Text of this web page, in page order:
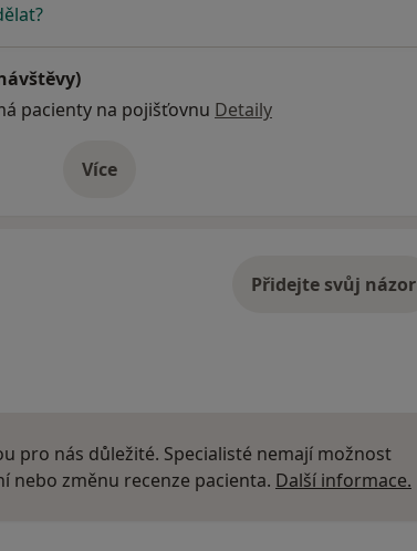
pacienty na pojišťovnu Detaily
Víceo adrese
Přidejte svůj názor
pro nás důležité. Specialisté nemají možnost
nebo změnu recenze pacienta. Další informace.